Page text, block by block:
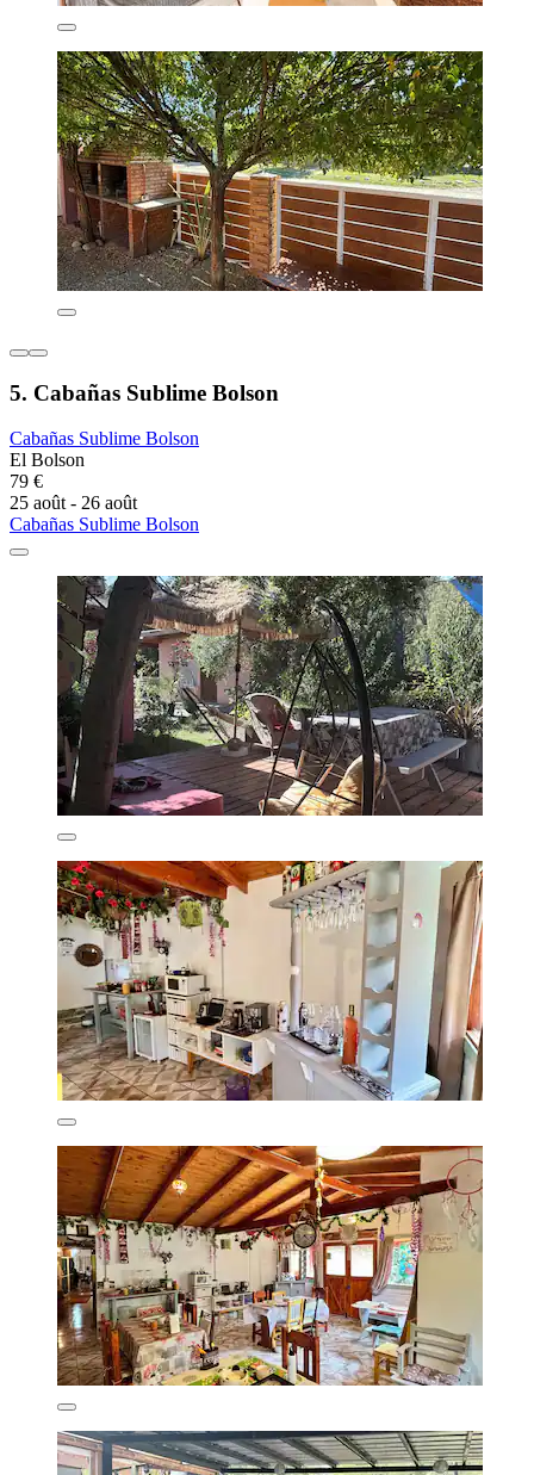
5. Cabañas Sublime Bolson
Cabañas Sublime Bolson
El Bolson
79 €
25 août - 26 août
Cabañas Sublime Bolson